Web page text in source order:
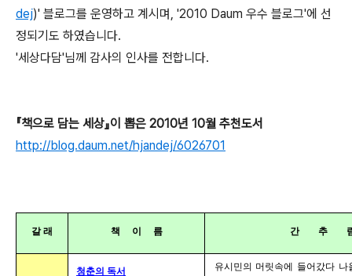
dej)' 블로그를 운영하고 계시며, '2010 Daum 우수 블로그'에 선
정되기도 하였습니다.
'세상다담'님께 감사의 인사를 전합니다.
『책으로 담는 세상』이 뽑은 2010년 10월 추천도서
http://blog.daum.net/hjandej/6026701
갈 래 책 이 름 간 추
청춘의 독서
유시민의 머릿속에 들어갔다